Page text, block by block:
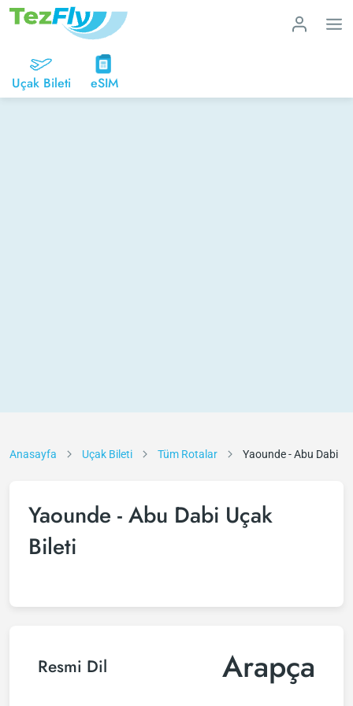
Uçak Bileti eSIM
Anasayfa Uçak Bileti Tüm Rotalar Yaounde - Abu Dabi
Yaounde - Abu Dabi Uçak
Bileti
Resmi Dil Arapça